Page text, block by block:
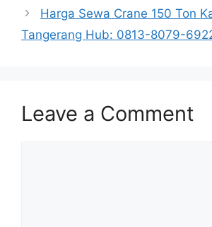
Harga Sewa Crane 150 Ton
Tangerang Hub: 0813-8079-
Leave a Comment